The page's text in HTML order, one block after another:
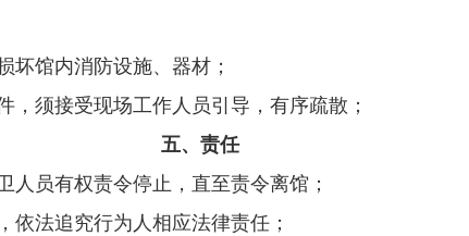
坏馆内消防设施、器材；
，须接受现场工作人员引导，有序疏散；
五、责任
人员有权责令停止，直至责令离馆；
依法追究行为人相应法律责任；